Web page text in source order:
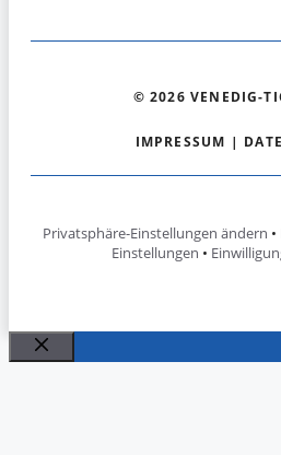
© 2026 VENEDIG-
IMPRESSUM |
Privatsphäre-Einstellungen ändern •
Einstellungen •
Schließen